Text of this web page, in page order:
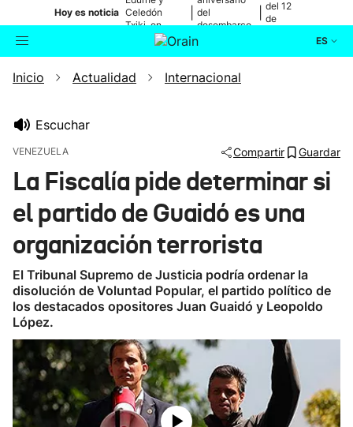
Hoy es noticia Celedón
Txiki, en
directo
del
desembarco
de Elkano
del 12
de
ES
Buscador Actualidad
Ikusmiran
Eguraldia
Inicio Actualidad Internacional
Escuchar
VENEZUELA Compartir Guardar
La Fiscalía pide determinar si
el partido de Guaidó es una
organización terrorista
El Tribunal Supremo de Justicia podría ordenar la
disolución de Voluntad Popular, el partido político de
los destacados opositores Juan Guaidó y Leopoldo
López.